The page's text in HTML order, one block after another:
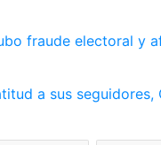
fraude electoral y
a sus